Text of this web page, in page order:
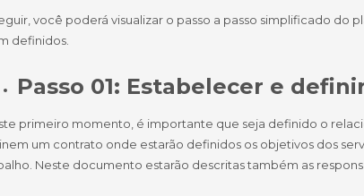
você poderá visualizar o passo a passo simplificado
definidos.
Passo 01: Estabelecer e
primeiro momento, é importante que seja definido o
um contrato onde estarão definidos os objetivos dos
Neste documento estarão descritas também as